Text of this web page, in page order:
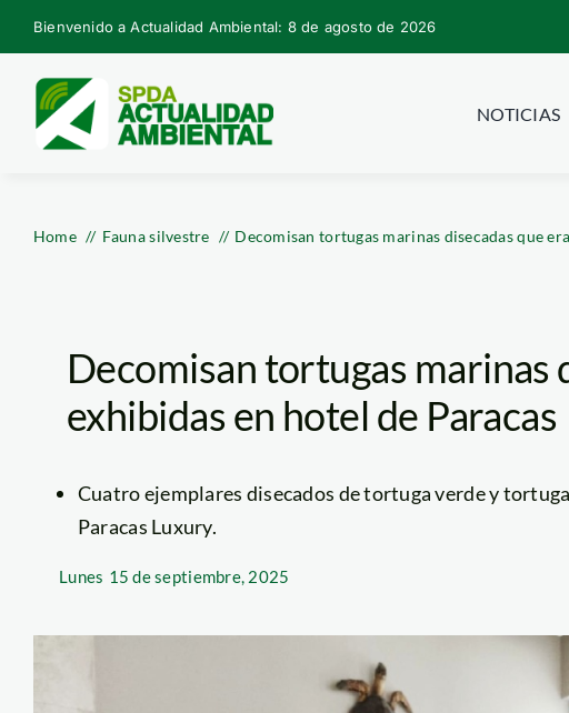
Skip
to
content
Bienvenido a Actualidad Ambiental: 8 de agosto de 2026
NOTICIAS
Home Fauna silvestre Decomisan tortugas marinas disecadas que
Decomisan tortugas marinas
exhibidas en hotel de Paracas
Cuatro ejemplares disecados de tortuga verde y
Paracas Luxury.
Lunes 15 de septiembre, 2025